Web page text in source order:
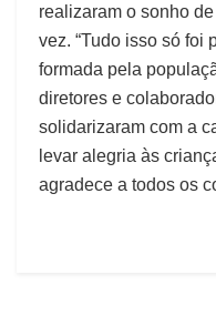
realizaram o sonho
vez. “Tudo isso só foi
formada pela
diretores e
solidarizaram com a
levar alegria às
agradece a todos os